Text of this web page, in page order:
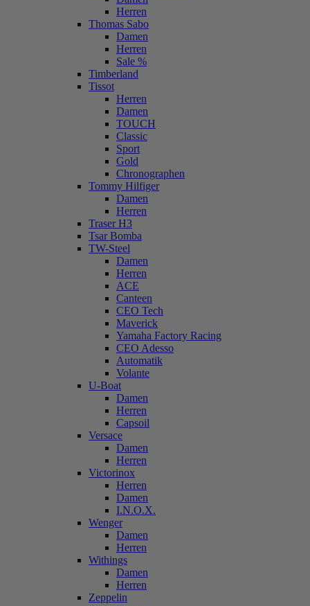
Herren
Thomas Sabo
Damen
Herren
Sale %
Timberland
Tissot
Herren
Damen
TOUCH
Classic
Sport
Gold
Chronographen
Tommy Hilfiger
Damen
Herren
Traser H3
Tsar Bomba
TW-Steel
Damen
Herren
ACE
Canteen
CEO Tech
Maverick
Yamaha Factory Racing
CEO Adesso
Automatik
Volante
U-Boat
Damen
Herren
Capsoil
Versace
Damen
Herren
Victorinox
Herren
Damen
I.N.O.X.
Wenger
Damen
Herren
Withings
Damen
Herren
Zeppelin